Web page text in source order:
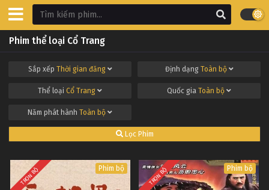
Phim thể loại Cổ Trang
Sắp xếp Thời gian đăng Định dạng Toàn bộ
Thể loại Cổ Trang Quốc gia Toàn bộ
Năm phát hành Toàn bộ
Lọc Phim
TRỌN BỘ Phim bộ TRỌN BỘ Phim bộ